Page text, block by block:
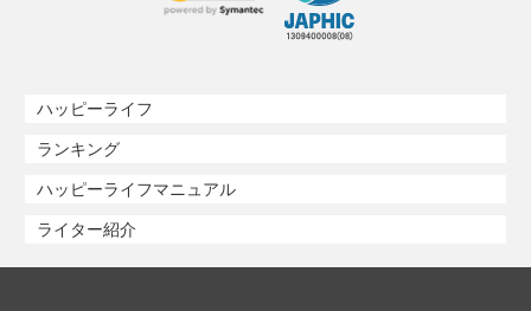
ハッピーライフ
ランキング
ハッピーライフマニュアル
ライター紹介